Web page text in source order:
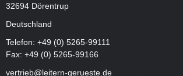
32694 Dörentrup
Deutschland
Telefon: +49 (0) 5265-99111
Fax: +49 (0) 5265-99166
vertrieb@leitern-gerueste.de